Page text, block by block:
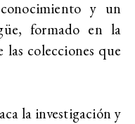
y un
formado en la
colecciones que
la investigación y